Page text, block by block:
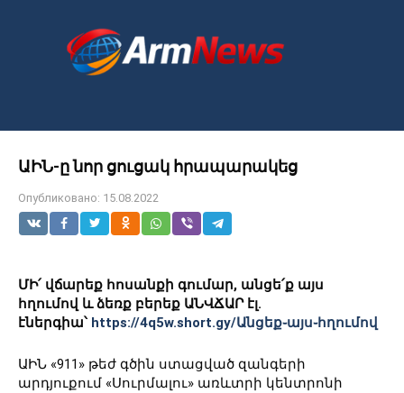
ԱԻՆ-ը նոր ցուցակ հրապարակեց
Опубликовано: 15.08.2022
ՄԻ՛ վճարեք հոսանքի գումար, անցե՛ք այս
հղումով և ձեռք բերեք ԱՆՎՃԱՐ էլ.
էներգիա՝ https://4q5w.short.gy/Անցեք֊այս֊հղումով
ԱԻՆ «911» թեժ գծին ստացված զանգերի
արդյուքում «Սուրմալու» առևտրի կենտրոնի